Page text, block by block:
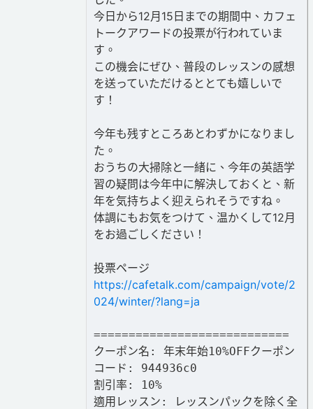
今日から12月15日までの期間中、カフェ
トークアワードの投票が行われていま
す。
この機会にぜひ、普段のレッスンの感想
を送っていただけるととても嬉しいで
す！
今年も残すところあとわずかになりまし
た。
おうちの大掃除と一緒に、今年の英語学
習の疑問は今年中に解決しておくと、新
年を気持ちよく迎えられそうですね。
体調にもお気をつけて、温かくして12月
をお過ごしください！
投票ページ
https://cafetalk.com/campaign/vote/2
024/winter/?lang=ja
============================
クーポン名: 年末年始10%OFFクーポン
コード: 944936c0
割引率: 10%
適用レッスン: レッスンパックを除く全